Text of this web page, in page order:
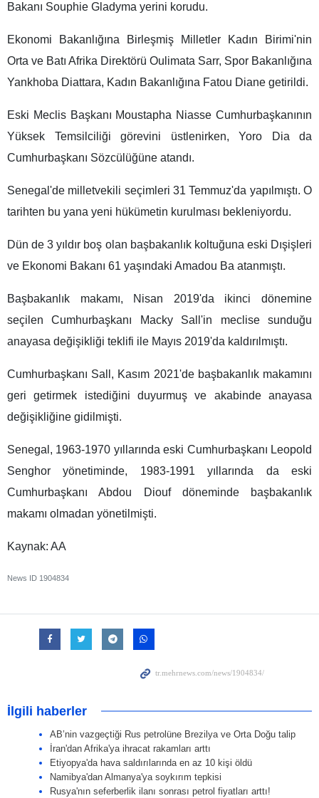
Bakanı Souphie Gladyma yerini korudu.
Ekonomi Bakanlığına Birleşmiş Milletler Kadın Birimi'nin
Orta ve Batı Afrika Direktörü Oulimata Sarr, Spor Bakanlığına
Yankhoba Diattara, Kadın Bakanlığına Fatou Diane getirildi.
Eski Meclis Başkanı Moustapha Niasse Cumhurbaşkanının
Yüksek Temsilciliği görevini üstlenirken, Yoro Dia da
Cumhurbaşkanı Sözcülüğüne atandı.
Senegal'de milletvekili seçimleri 31 Temmuz'da yapılmıştı. O
tarihten bu yana yeni hükümetin kurulması bekleniyordu.
Dün de 3 yıldır boş olan başbakanlık koltuğuna eski Dışişleri
ve Ekonomi Bakanı 61 yaşındaki Amadou Ba atanmıştı.
Başbakanlık makamı, Nisan 2019'da ikinci dönemine
seçilen Cumhurbaşkanı Macky Sall'in meclise sunduğu
anayasa değişikliği teklifi ile Mayıs 2019'da kaldırılmıştı.
Cumhurbaşkanı Sall, Kasım 2021'de başbakanlık makamını
geri getirmek istediğini duyurmuş ve akabinde anayasa
değişikliğine gidilmişti.
Senegal, 1963-1970 yıllarında eski Cumhurbaşkanı Leopold
Senghor yönetiminde, 1983-1991 yıllarında da eski
Cumhurbaşkanı Abdou Diouf döneminde başbakanlık
makamı olmadan yönetilmişti.
Kaynak: AA
News ID 1904834
İlgili haberler
AB’nin vazgeçtiği Rus petrolüne Brezilya ve Orta Doğu talip
İran'dan Afrika'ya ihracat rakamları arttı
Etiyopya'da hava saldırılarında en az 10 kişi öldü
Namibya'dan Almanya'ya soykırım tepkisi
Rusya'nın seferberlik ilanı sonrası petrol fiyatları arttı!